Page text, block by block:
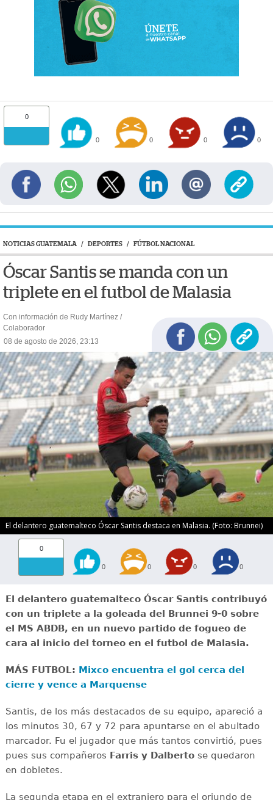
0
0 0 0 0
NOTICIAS GUATEMALA / DEPORTES / FÚTBOL NACIONAL
Óscar Santis se manda con un
triplete en el futbol de Malasia
Con información de Rudy Martínez /
Colaborador
08 de agosto de 2026, 23:13
El delantero guatemalteco Óscar Santis destaca en Malasia. (Foto: Brunnei)
0
0 0 0 0
El delantero guatemalteco Óscar Santis contribuyó
con un triplete a la goleada del Brunnei 9-0 sobre
el MS ABDB, en un nuevo partido de fogueo de
cara al inicio del torneo en el futbol de Malasia.
MÁS FUTBOL: Mixco encuentra el gol cerca del
cierre y vence a Marquense
Santis, de los más destacados de su equipo, apareció a
los minutos 30, 67 y 72 para apuntarse en el abultado
marcador. Fu el jugador que más tantos convirtió, pues
pues sus compañeros Farris y Dalbertose quedaron
en dobletes.
La segunda etapa en el extranjero para el oriundo de